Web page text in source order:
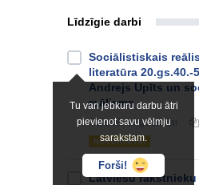
Līdzīgie darbi
Tu vari jebkuru darbu ātri
pievienot savu vēlmju
sarakstam.
Forši!
Sociālistiskais
literatūra 20.gs.40.-
Andrejs Upīts un
reālisms
Referātsaugstskolai
NOVĒRTĒTS!
Latviešu